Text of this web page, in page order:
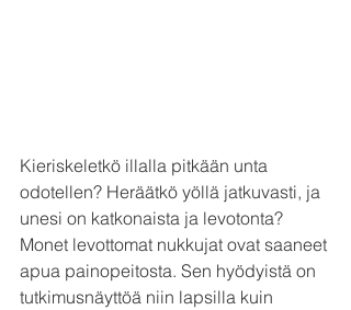
Kieriskeletkö illalla pitkään unta
odotellen? Heräätkö yöllä jatkuvasti, ja
unesi on katkonaista ja levotonta?
Monet levottomat nukkujat ovat saaneet
apua painopeitosta. Sen hyödyistä on
tutkimusnäyttöä niin lapsilla kuin